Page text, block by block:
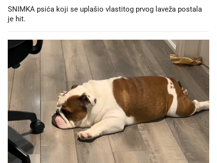
SNIMKA psića koji se uplašio vlastitog prvog laveža postala
je hit.